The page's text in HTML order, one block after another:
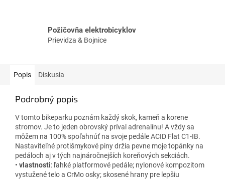
Požičovňa elektrobicyklov
Prievidza & Bojnice
Popis Diskusia
Podrobný popis
V tomto bikeparku poznám každý skok, kameň a korene
stromov. Je to jeden obrovský príval adrenalínu! A vždy sa
môžem na 100% spoľahnúť na svoje pedále ACID Flat C1-IB.
Nastaviteľné protišmykové piny držia pevne moje topánky na
pedáloch aj v tých najnáročnejších koreňových sekciách.
• vlastnosti: ľahké platformové pedále; nylonové kompozitom
vystužené telo a CrMo osky; skosené hrany pre lepšiu